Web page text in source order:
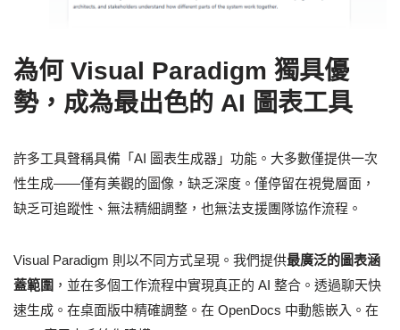
為何 Visual Paradigm 獨具優
勢，成為最出色的 AI 圖表工具
許多工具聲稱具備「AI 圖表生成器」功能。大多數僅提供一次
性生成——僅有美觀的圖像，缺乏深度。僅停留在視覺層面，
缺乏可追蹤性、無法精細調整，也無法支援團隊協作流程。
Visual Paradigm 則以不同方式呈現。我們提供最廣泛的圖表涵
蓋範圍 ，並在多個工作流程中實現真正的 AI 整合。透過聊天快
速生成。在桌面版中精確調整。在 OpenDocs 中動態嵌入。在